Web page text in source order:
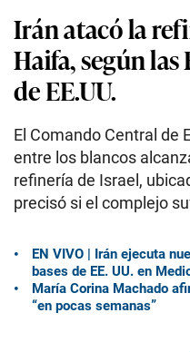
Irán atacó la
Haifa, según
de EE.UU.
El Comando Central de
entre los blancos
refinería de Israel,
precisó si el complejo
EN VIVO | Irán ejecuta
bases de EE. UU. en
María Corina Machado
“en pocas semanas”